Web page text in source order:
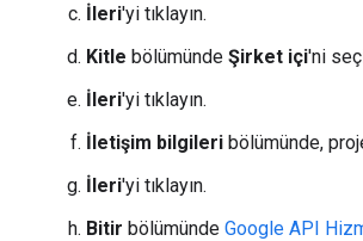
İleri'yi tıklayın.
Kitle bölümünde Şirket içi'ni
İleri'yi tıklayın.
İletişim bilgileri bölümünde,
İleri'yi tıklayın.
Bitir bölümünde Google API